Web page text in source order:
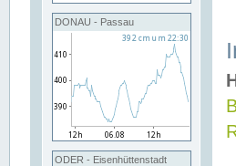
DONAU - Passau
ODER - Eisenhüttenstadt